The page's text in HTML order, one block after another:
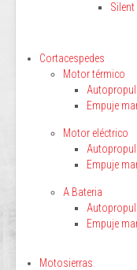
Silent
Cortacespedes
Motor térmico
Empuje
Motor eléctrico
Empuje
A Bateria
Empuje
Motosierras